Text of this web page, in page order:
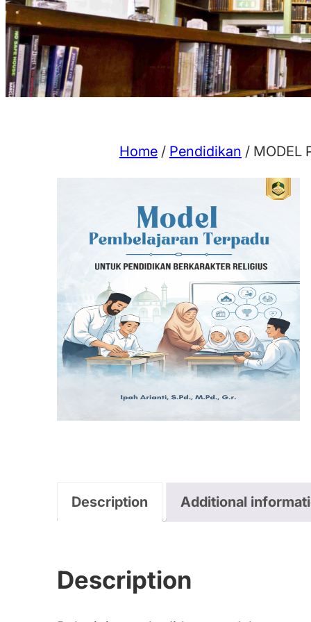
Home/ Pendidikan / MODEL
Description Additional
Description